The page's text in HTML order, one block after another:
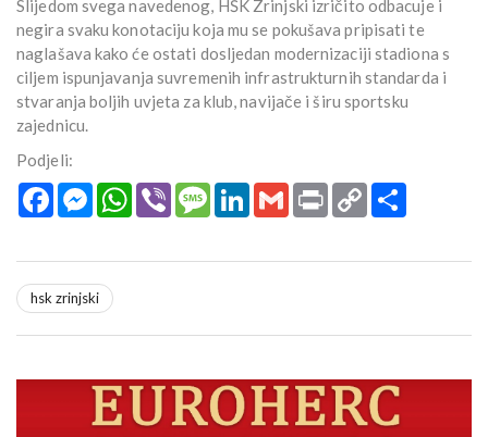
Slijedom svega navedenog, HŠK Zrinjski izričito odbacuje i
negira svaku konotaciju koja mu se pokušava pripisati te
naglašava kako će ostati dosljedan modernizaciji stadiona s
ciljem ispunjavanja suvremenih infrastrukturnih standarda i
stvaranja boljih uvjeta za klub, navijače i širu sportsku
zajednicu.
Podjeli:
FacebookMessengerWhatsApp
Viber MessageLinkedInGmail Print Copy
Link
hsk zrinjski